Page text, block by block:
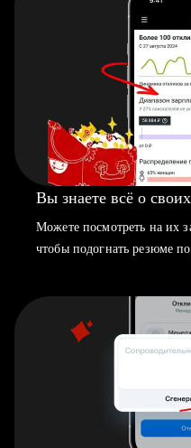
Вы знаете всё о
Можете посмотреть на их
чтобы подогнать резюме